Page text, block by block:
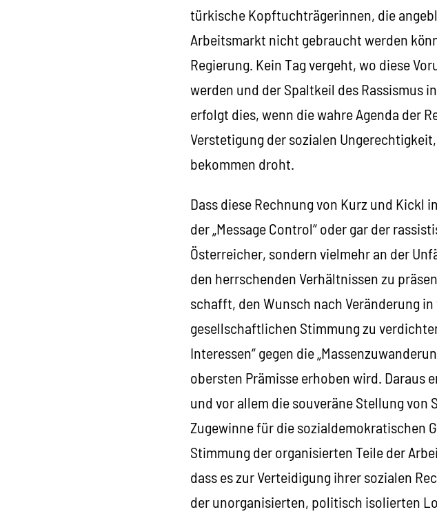
türkische Kopftuchträgerinnen, die
Arbeitsmarkt nicht gebraucht werden
Regierung. Kein Tag vergeht, wo diese
werden und der Spaltkeil des Rassismus
erfolgt dies, wenn die wahre Agenda der
Verstetigung der sozialen
bekommen droht.
Dass diese Rechnung von Kurz und Kickl
der „Message Control“ oder gar der
Österreicher, sondern vielmehr an der
den herrschenden Verhältnissen zu
schafft, den Wunsch nach Veränderung
gesellschaftlichen Stimmung zu
Interessen“ gegen die
obersten Prämisse erhoben wird. Daraus
und vor allem die souveräne Stellung von
Zugewinne für die sozialdemokratischen
Stimmung der organisierten Teile der
dass es zur Verteidigung ihrer sozialen
der unorganisierten, politisch isolierten